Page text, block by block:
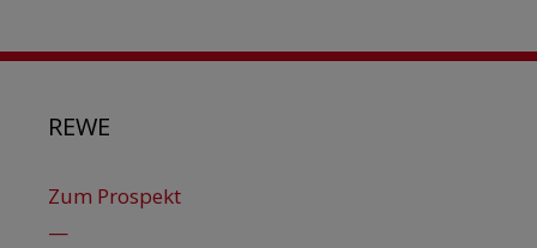
REWE
Zum Prospekt
—